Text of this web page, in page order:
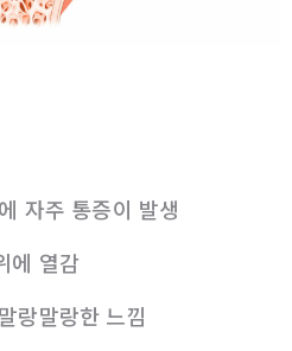
자주 통증이 발생
에 열감
랑말랑한 느낌